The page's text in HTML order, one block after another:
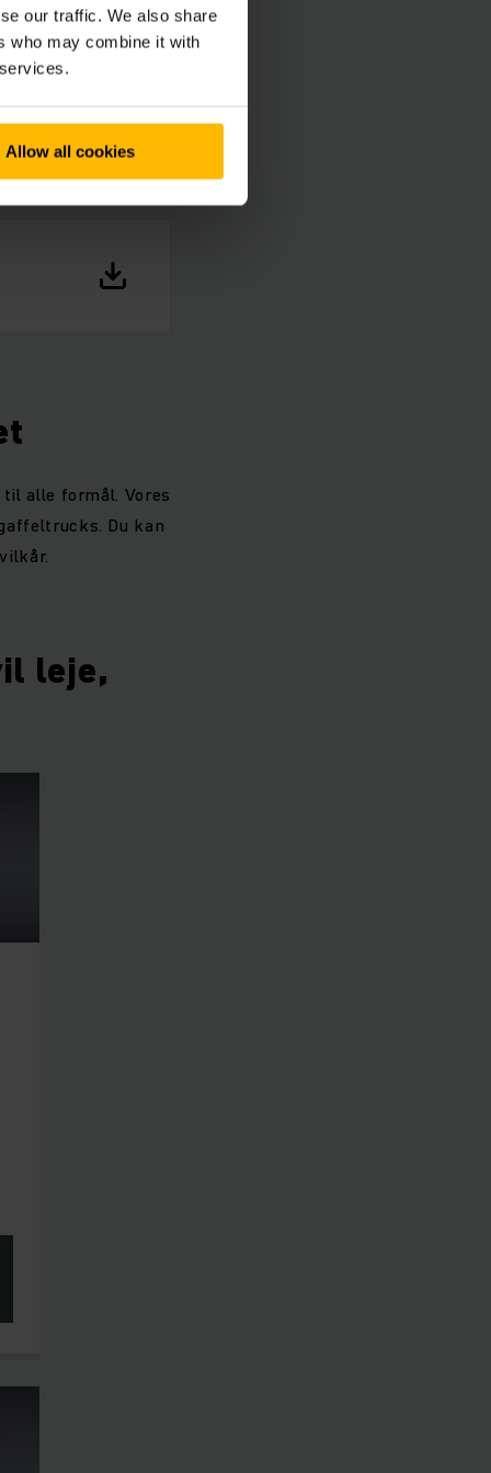
our traffic. We also share
who may combine it with
Allow all cookies
alle formål. Vores
Du kan
leje,